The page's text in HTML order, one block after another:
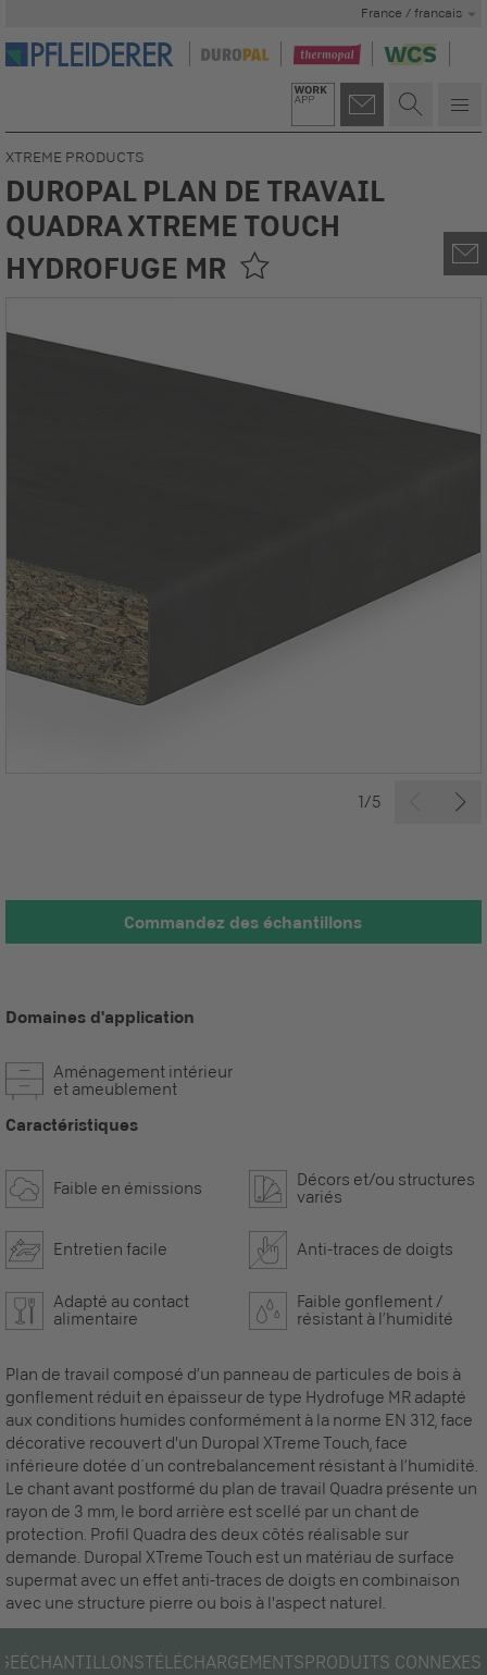
France / francais
1/5
XTREME PRODUCTS
DUROPAL PLAN DE TRAVAIL
QUADRA XTREME TOUCH
HYDROFUGE MR
Commandez des échantillons
Domaines d'application
Aménagement intérieur
et ameublement
Caractéristiques
Faible en émissions
Décors et/ou structures
variés
Entretien facile Anti-traces de doigts
Adapté au contact
alimentaire
Faible gonflement /
résistant à l’humidité
Plan de travail composé d’un panneau de particules de bois à
gonflement réduit en épaisseur de type Hydrofuge MR adapté
aux conditions humides conformément à la norme EN 312, face
décorative recouvert d'un Duropal XTreme Touch, face
inférieure dotée d´un contrebalancement résistant à l’humidité.
Le chant avant postformé du plan de travail Quadra présente un
rayon de 3 mm, le bord arrière est scellé par un chant de
protection. Profil Quadra des deux côtés réalisable sur
demande. Duropal XTreme Touch est un matériau de surface
supermat avec un effet anti-traces de doigts en combinaison
avec une structure pierre ou bois à l'aspect naturel.
ÉCHANTILLONSTÉLÉCHARGEMENTSPRODUITS CONNEXES